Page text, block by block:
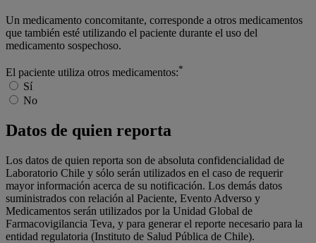
Un medicamento concomitante, corresponde a otros medicamentos
que también esté utilizando el paciente durante el uso del
medicamento sospechoso.
El paciente utiliza otros medicamentos:*
Sí
No
Datos de quien reporta
Los datos de quien reporta son de absoluta confidencialidad de
Laboratorio Chile y sólo serán utilizados en el caso de requerir
mayor información acerca de su notificación. Los demás datos
suministrados con relación al Paciente, Evento Adverso y
Medicamentos serán utilizados por la Unidad Global de
Farmacovigilancia Teva, y para generar el reporte necesario para la
entidad regulatoria (Instituto de Salud Pública de Chile).